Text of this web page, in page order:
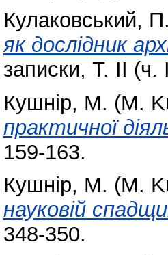
Кулаковський,
як дослідник
записки, Т. ІІ
Кушнір, М. (M.
практичної
159-163.
Кушнір, М. (M.
науковій
348-350.